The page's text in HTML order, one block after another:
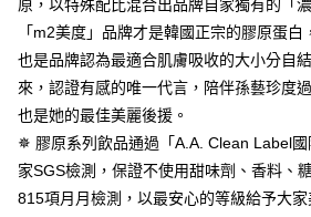
1.本服務係由「台灣大哥大股份有限公司」（以
用戶於交易時，得透過本服務購買商品或服務，
2.基於同意付款使用「大哥付你分期」之契約關
資料（包含姓名、電話或地址）提供予台灣大哥
由本公司與您本人進行分期帳單所需資料之確認
3.完整用戶服務條款，請詳閱以下連結：
※ 請注意：結帳手續完成當下不需立刻繳費，
購買商品的店家。未經商家同意取消之訂單仍
後付繳納相關費用。
是否繳費成功／繳費後需取消欲退款等相關疑問
客戶支援中心」https://
【注意事項】
１．透過由恩沛科技股份有限公司提供之「
易，需依本服務之必要範圍內提供個人資料，並
萊爾富取貨付款
每筆NT$100，滿NT$600(含以上)免運費
付款後萊爾富取貨
每筆NT$100，滿NT$600(含以上)免運費
7-11取貨付款
每筆NT$100，滿NT$600(含以上)免運費
原，以特殊配比混合出品牌自家獨有的「
「m2美度」品牌才是韓國正宗的膠原蛋白
也是品牌認為最適合肌膚吸收的大小分自
來，認證有感的唯一代言，陪伴孫藝珍度
也是她的最佳美麗後援。
✵ 膠原系列飲品通過「A.A. Clean Label
家SGS檢測，保證不使用甜味劑、香料、
815項月月檢測，以最安心的等級給予大家